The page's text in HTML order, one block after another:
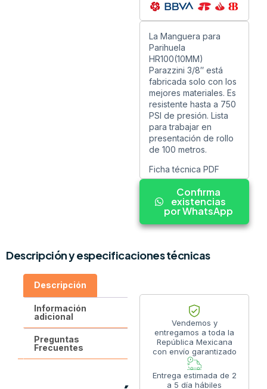
La Manguera para
Parihuela
HR100(10MM)
Parazzini 3/8″ está
fabricada solo con los
mejores materiales. Es
resistente hasta a 750
PSI de presión. Lista
para trabajar en
presentación de rollo
de 100 metros.
Ficha técnica PDF
Confirma
existencias
por WhatsApp
Descripción y especificaciones técnicas
Descripción
Información
adicional
Preguntas
Frecuentes
Vendemos y
entregamos a toda la
República Mexicana
con envío garantizado
Entrega estimada de 2
a 5 día hábiles